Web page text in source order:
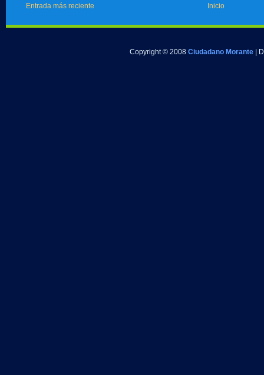
Entrada más reciente Inicio
Copyright © 2008 Ciudadano Morante |